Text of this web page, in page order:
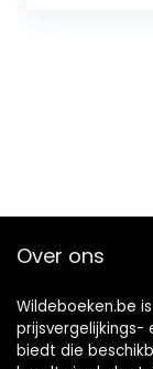
Over ons
Wildeboeken.be
biedt die